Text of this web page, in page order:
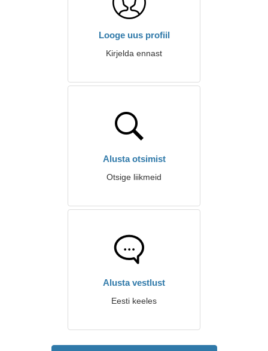
Looge uus profiil
Kirjelda ennast
Alusta otsimist
Otsige liikmeid
Alusta vestlust
Eesti keeles